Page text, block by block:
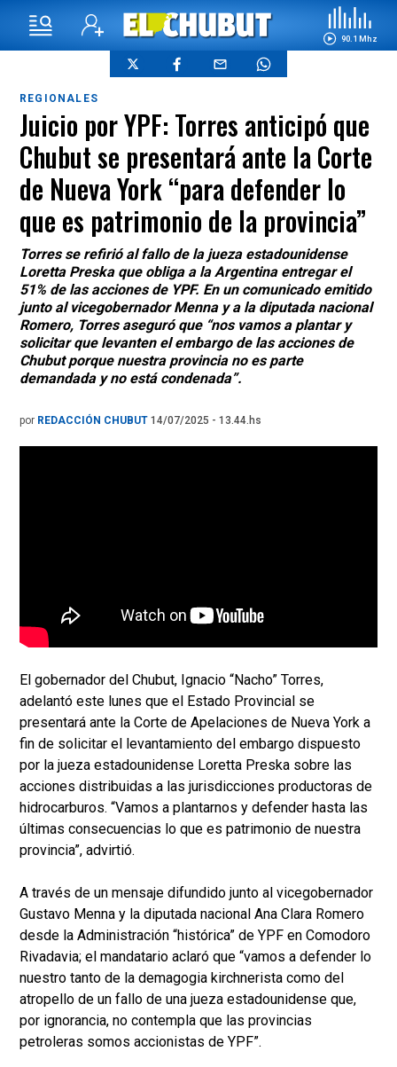
90.1 Mhz
REGIONALES
Juicio por YPF: Torres anticipó que
Chubut se presentará ante la Corte
de Nueva York “para defender lo
que es patrimonio de la provincia”
Torres se refirió al fallo de la jueza estadounidense
Loretta Preska que obliga a la Argentina entregar el
51% de las acciones de YPF. En un comunicado emitido
junto al vicegobernador Menna y a la diputada nacional
Romero, Torres aseguró que “nos vamos a plantar y
solicitar que levanten el embargo de las acciones de
Chubut porque nuestra provincia no es parte
demandada y no está condenada”.
por REDACCIÓN CHUBUT 14/07/2025 - 13.44.hs
El gobernador del Chubut, Ignacio “Nacho” Torres,
adelantó este lunes que el Estado Provincial se
presentará ante la Corte de Apelaciones de Nueva York a
fin de solicitar el levantamiento del embargo dispuesto
por la jueza estadounidense Loretta Preska sobre las
acciones distribuidas a las jurisdicciones productoras de
hidrocarburos. “Vamos a plantarnos y defender hasta las
últimas consecuencias lo que es patrimonio de nuestra
provincia”, advirtió.
A través de un mensaje difundido junto al vicegobernador
Gustavo Menna y la diputada nacional Ana Clara Romero
desde la Administración “histórica” de YPF en Comodoro
Rivadavia; el mandatario aclaró que “vamos a defender lo
nuestro tanto de la demagogia kirchnerista como del
atropello de un fallo de una jueza estadounidense que,
por ignorancia, no contempla que las provincias
petroleras somos accionistas de YPF”.